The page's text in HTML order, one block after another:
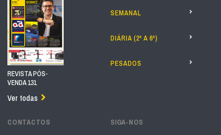
REVISTA PÓS-
VENDA 131
Ver todas
SEMANAL
DIÁRIA (2ª A 6ª)
PESADOS
CONTACTOS SIGA-NOS